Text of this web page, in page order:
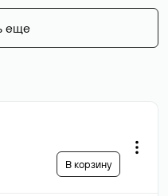
еще
В корзину